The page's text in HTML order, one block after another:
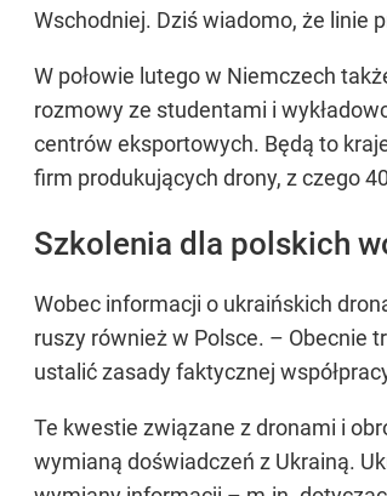
Wschodniej. Dziś wiadomo, że linie
W połowie lutego w Niemczech
rozmowy ze studentami i
centrów eksportowych. Będą to
firm produkujących drony, z czego
Szkolenia dla polskich
Wobec informacji o ukraińskich
ruszy również w Polsce. – Obecnie
ustalić zasady faktycznej
Te kwestie związane z dronami i
wymianą doświadczeń z Ukrainą.